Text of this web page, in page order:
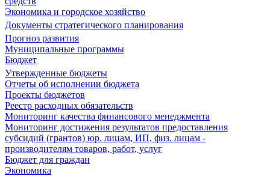
Экономика и городское хозяйство
Документы стратегического планирования
Прогноз развития
Муниципальные программы
Бюджет
Утвержденные бюджеты
Отчеты об исполнении бюджета
Проекты бюджетов
Реестр расходных обязательств
Мониторинг качества финансового менеджмента
Мониторинг достижения результатов предоставления
субсидий (грантов) юр. лицам, ИП, физ. лицам -
производителям товаров, работ, услуг
Бюджет для граждан
Экономика